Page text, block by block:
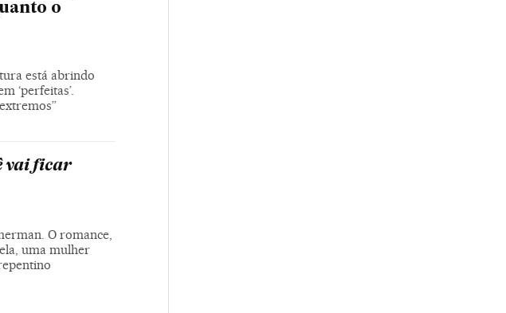
o
está abrindo
‘perfeitas’.
vai ficar
O romance,
uma mulher